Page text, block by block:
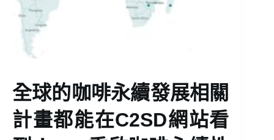
全球的咖啡永續發展相關
計畫都能在C2SD網站看